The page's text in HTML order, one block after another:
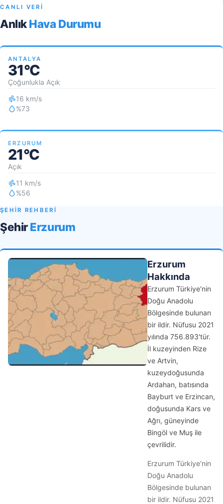
CANLI VERİ
AnlıkHava Durumu
ANTALYA
31°C
Çoğunlukla Açık
16 km/s
%73
ERZURUM
21°C
Açık
11 km/s
%56
ŞEHİR REHBERİ
ŞehirErzurum
Erzurum
Hakkında
Erzurum Türkiye'nin
Doğu Anadolu
Bölgesinde bulunan
bir ildir. Nüfusu 2021
yılında 756.893'tür.
İl kuzeyinden Rize
ve Artvin,
kuzeydoğusunda
Ardahan, batısında
Bayburt ve Erzincan,
doğusunda Kars ve
Ağrı, güneyinde
Bingöl ve Muş ile
çevrilidir.
Erzurum Türkiye'nin
Doğu Anadolu
Bölgesinde bulunan
bir ildir. Nüfusu 2021